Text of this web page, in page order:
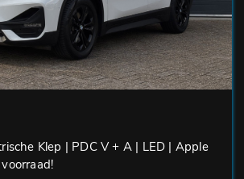
Klep | PDC V + A | LED | Apple